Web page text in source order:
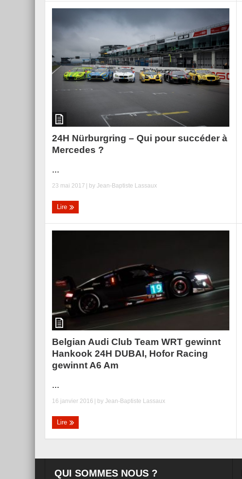
24H Nürburgring – Qui pour succéder à
Mercedes ?
...
23 mai 2017 | by Jean-Baptiste Lassaux
Lire
Belgian Audi Club Team WRT gewinnt
Hankook 24H DUBAI, Hofor Racing
gewinnt A6 Am
...
16 janvier 2016 | by Jean-Baptiste Lassaux
Lire
QUI SOMMES NOUS ?